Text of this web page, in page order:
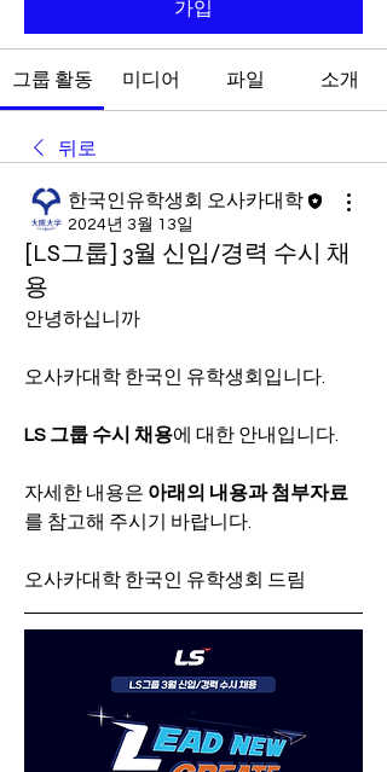
가입
그룹 활동 미디어 파일 소개
뒤로
한국인유학생회 오사카대학
2024년 3월 13일
[LS그룹] 3월 신입/경력 수시 채
용
안녕하십니까
오사카대학 한국인 유학생회입니다.
LS 그룹 수시 채용에 대한 안내입니다.
자세한 내용은 아래의 내용과 첨부자료
를 참고해 주시기 바랍니다.
오사카대학 한국인 유학생회 드림